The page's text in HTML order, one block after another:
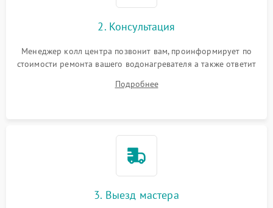
2. Консультация
Менеджер колл центра позвонит вам, проинформирует по
стоимости ремонта вашего водонагревателя а также ответит
Подробнее
3. Выезд мастера